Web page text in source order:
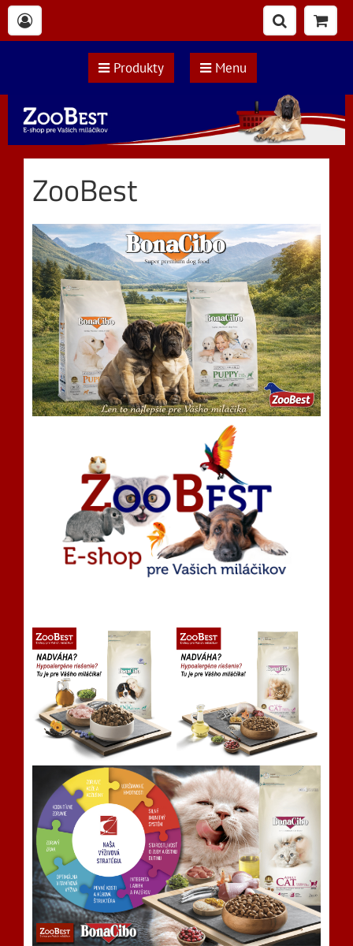
Produkty Menu
ZooBest